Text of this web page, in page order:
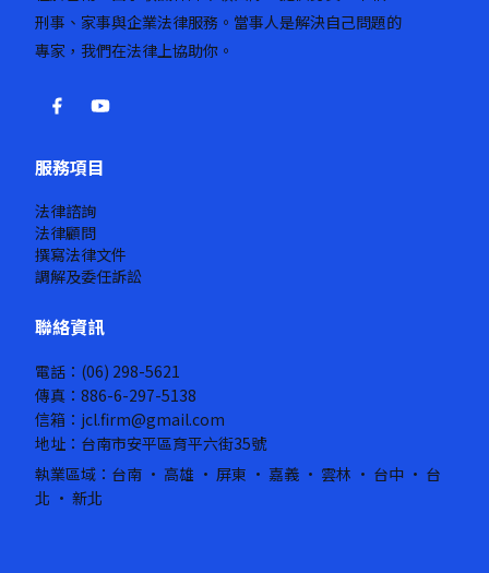
刑事、家事與企業法律服務。當事人是解決自己問題的
專家，我們在法律上協助你。
服務項目
法律諮詢
法律顧問
撰寫法律文件
調解及委任訴訟
聯絡資訊
電話：(06) 298-5621
傳真：886-6-297-5138
信箱：jcl.firm@gmail.com
地址：台南市安平區育平六街35號
執業區域：台南 · 高雄 · 屏東 · 嘉義 · 雲林 · 台中 · 台
北 · 新北